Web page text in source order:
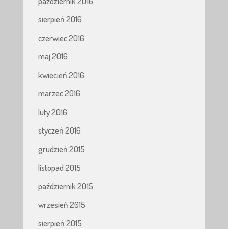
sierpień 2016
czerwiec 2016
maj 2016
kwiecień 2016
marzec 2016
luty 2016
styczeń 2016
grudzień 2015
listopad 2015
październik 2015
wrzesień 2015
sierpień 2015